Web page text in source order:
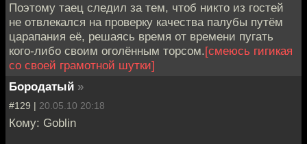
Поэтому таец следил за тем, чтоб никто из гостей
не отвлекался на проверку качества палубы путём
царапания её, решаясь время от времени пугать
кого-либо своим оголённым торсом.[смеюсь гигикая
со своей грамотной шутки]
Бородатый »
#129 | 20.05.10 20:18
Кому: Goblin